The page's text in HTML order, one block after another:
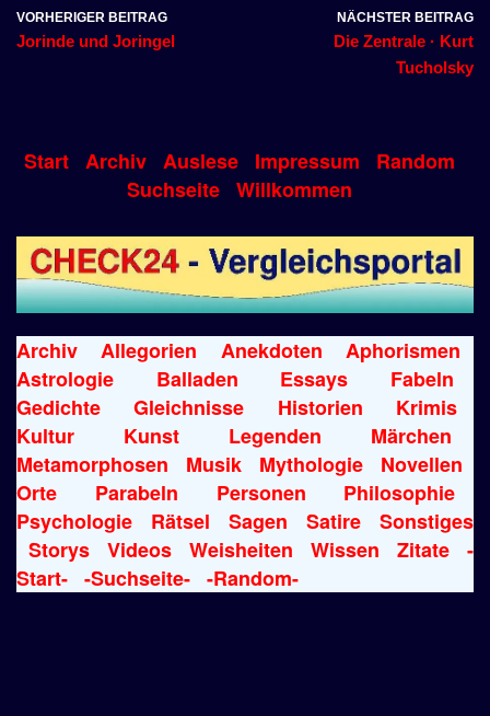
VORHERIGER BEITRAG
Jorinde und Joringel
NÄCHSTER BEITRAG
Die Zentrale · Kurt
Tucholsky
Start Archiv Auslese Impressum
Random
Suchseite Willkommen
Archiv Allegorien Anekdoten
Aphorismen
Astrologie
Balladen Essays
Fabeln
Gedichte
Gleichnisse Historien
Krimis
Kultur
Kunst Legenden
Märchen
Metamorphosen
Musik Mythologie
Novellen
Orte
Parabeln Personen
Philosophie
Psychologie
Rätsel Sagen Satire
Sonstiges
Storys
Videos Weisheiten Wissen Zitate
-
Start- -Suchseite- -Random-